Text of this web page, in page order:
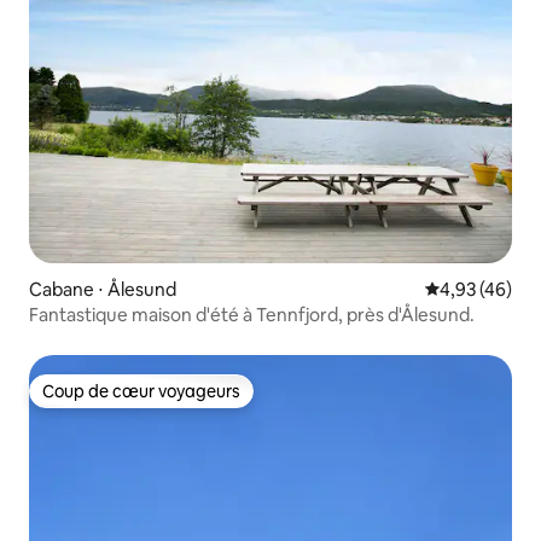
Cabane ⋅ Ålesund Évaluation
4,93 (46)
Fantastique maison d'été à Tennfjord, près d'Ålesund.
Coup de cœur voyageurs
Coup de cœur voyageurs